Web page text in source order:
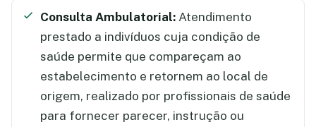
Consulta Ambulatorial: Atendimento
prestado a indivíduos cuja condição de
saúde permite que compareçam ao
estabelecimento e retornem ao local de
origem, realizado por profissionais de saúde
para fornecer parecer, instrução ou